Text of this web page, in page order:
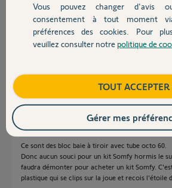
Devis avec un pro
Contact
Christophe A.
il y a environ 2 ans
Réponses
Ce sont des bloc baie à tiroir avec tube octo 60.
Donc aucun souci pour un kit Somfy hormis le
faudra démonter pour acheter un kit Somfy.
plastique qui se clips sur la joue et recois l'étoile
Vous pouvez changer d'avis
consentement à tout moment
préférences des cookies. Pour
veuillez consulter notre politique de
TOUT ACCEPTER
Gérer mes